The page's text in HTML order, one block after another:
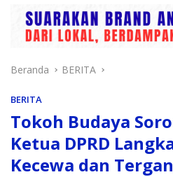
Beranda BERITA
BERITA
Tokoh Budaya
Ketua DPRD
Kecewa dan